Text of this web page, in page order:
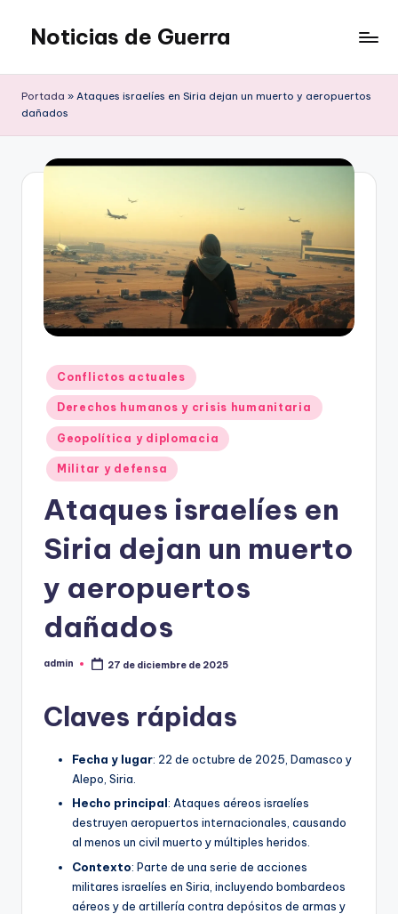
Saltar
contenido
Noticias de Guerra
Portada » Ataques israelíes en Siria dejan un muerto y aeropuertos
dañados
Publicado
en
Conflictos actuales
Derechos humanos y crisis humanitaria
Geopolítica y diplomacia
Militar y defensa
Ataques israelíes en
Siria dejan un muerto
y aeropuertos
dañados
Publicado
admin 27 de diciembre de 2025
Claves rápidas
Fecha y lugar: 22 de octubre de 2025, Damasco y
Alepo, Siria.
Hecho principal: Ataques aéreos israelíes
destruyen aeropuertos internacionales, causando
al menos un civil muerto y múltiples heridos.
Contexto: Parte de una serie de acciones
militares israelíes en Siria, incluyendo bombardeos
aéreos y de artillería contra depósitos de armas y